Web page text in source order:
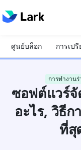
ศูนย์บล็อก การเป
การทำงาน
ซอฟต์แวร์
อะไร, วิธีก
ที่สุ